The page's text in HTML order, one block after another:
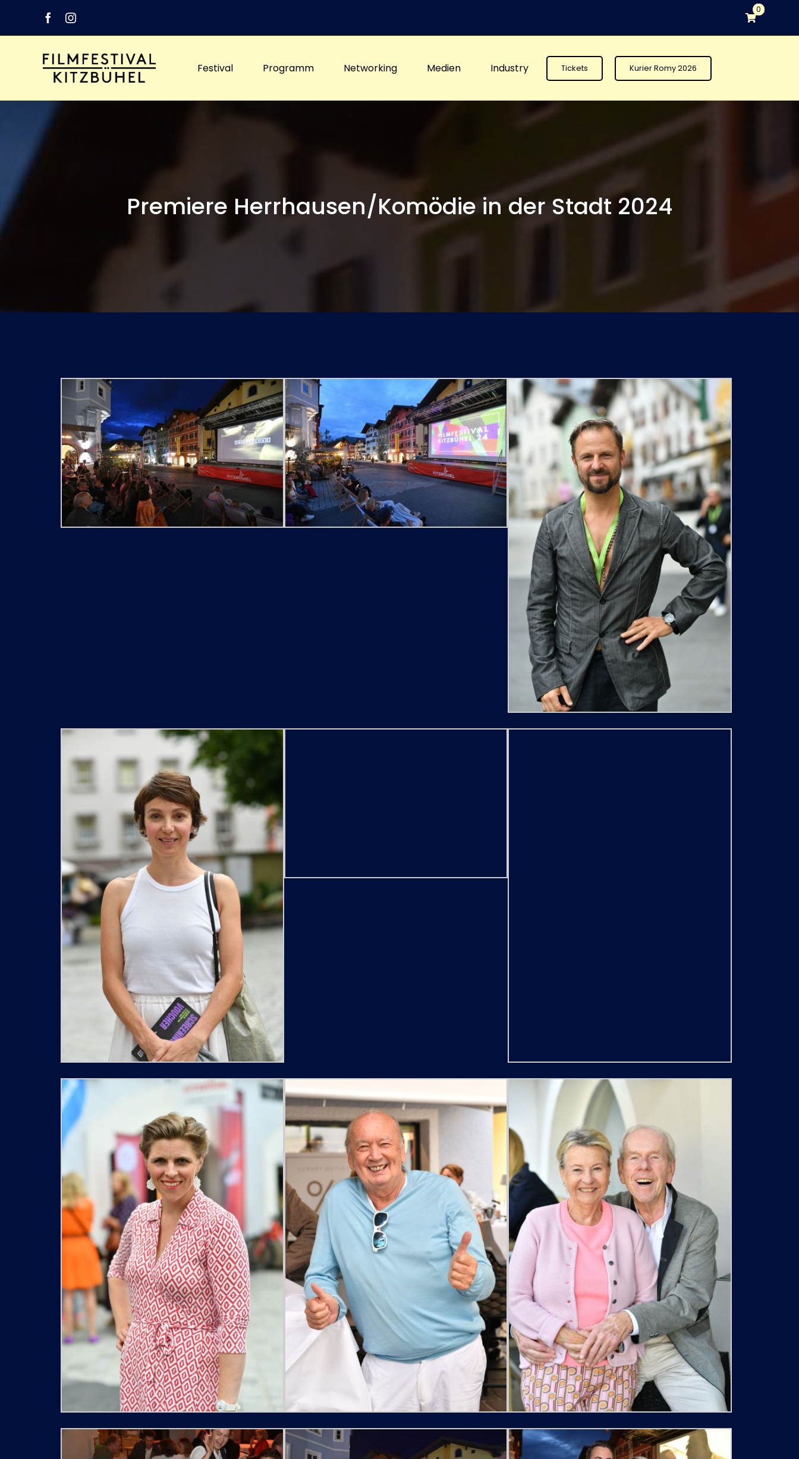
springen
0
Festival Programm Networking Medien Industry Tickets Kurier Romy 2026
Premiere Herrhausen/Komödie in der Stadt 2024